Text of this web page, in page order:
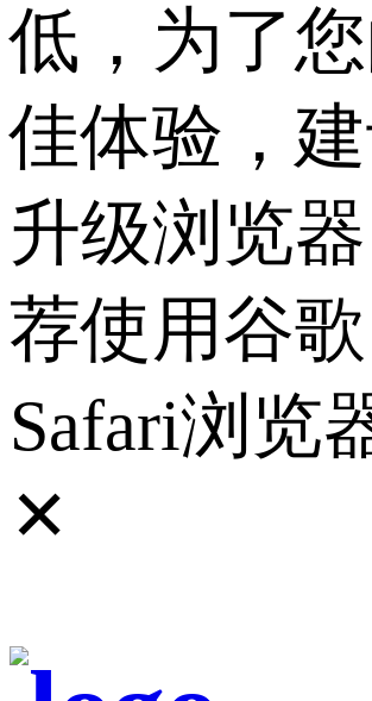
低，为了
佳体验，
升级浏览
荐使用谷歌
Safari浏览
✕